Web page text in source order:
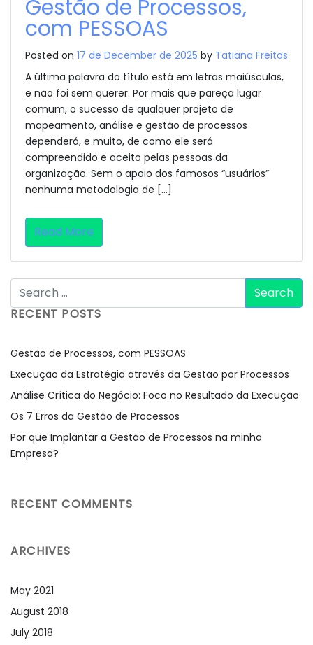
Gestão de Processos,
com PESSOAS
Posted on 17 de December de 2025 by Tatiana Freitas
A última palavra do título está em letras maiúsculas,
e não foi sem querer. Por mais que pareça lugar
comum, o sucesso de qualquer projeto de
mapeamento, análise e gestão de processos
dependerá, e muito, de como ele será
compreendido e aceito pelas pessoas da
organização. Sem o apoio dos famosos “usuários”
nenhuma metodologia de […]
Read More
RECENT POSTS
Gestão de Processos, com PESSOAS
Execução da Estratégia através da Gestão por Processos
Análise Crítica do Negócio: Foco no Resultado da Execução
Os 7 Erros da Gestão de Processos
Por que Implantar a Gestão de Processos na minha
Empresa?
RECENT COMMENTS
ARCHIVES
May 2021
August 2018
July 2018